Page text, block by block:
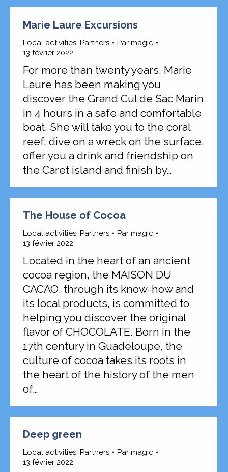
Marie Laure Excursions
Local activities, Partners Par magic
13 février 2022
For more than twenty years, Marie
Laure has been making you
discover the Grand Cul de Sac Marin
in 4 hours in a safe and comfortable
boat. She will take you to the coral
reef, dive on a wreck on the surface,
offer you a drink and friendship on
the Caret island and finish by…
The House of Cocoa
Local activities, Partners Par magic
13 février 2022
Located in the heart of an ancient
cocoa region, the MAISON DU
CACAO, through its know-how and
its local products, is committed to
helping you discover the original
flavor of CHOCOLATE. Born in the
17th century in Guadeloupe, the
culture of cocoa takes its roots in
the heart of the history of the men
of…
Deep green
Local activities, Partners Par magic
13 février 2022